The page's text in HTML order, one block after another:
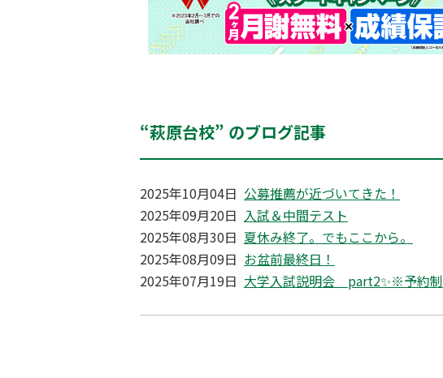
“萩原台校” のブログ記事
2025年10月04日 公募推薦が近づいてきた！
2025年09月20日 入試＆中間テスト
2025年08月30日 夏休み終了。でもここから。
2025年08月09日 お盆前最終日！
2025年07月19日 大学入試説明会 part2✨※予約制